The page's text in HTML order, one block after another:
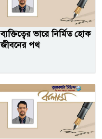
ব্যক্তিত্বের ভারে নির্মিত হোক
জীবনের পথ